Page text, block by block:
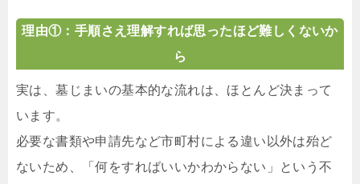
理由①：手順さえ理解すれば思ったほど難しくないか
ら
実は、墓じまいの基本的な流れは、ほとんど決まって
います。
必要な書類や申請先など市町村による違い以外は殆ど
ないため、「何をすればいいかわからない」という不